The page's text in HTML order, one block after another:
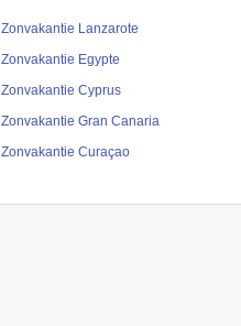
Zonvakantie Lanzarote
Zonvakantie Egypte
Zonvakantie Cyprus
Zonvakantie Gran Canaria
Zonvakantie Curaçao